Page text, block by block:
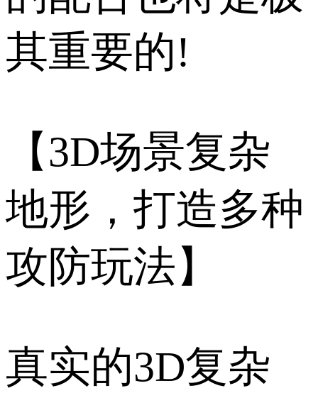
其重要的!
【3D场景复杂
地形，打造多种
攻防玩法】
真实的3D复杂